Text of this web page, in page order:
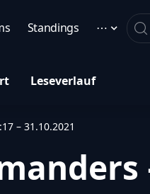
Standings ⋯
Leseverlauf
– 31.10.2021